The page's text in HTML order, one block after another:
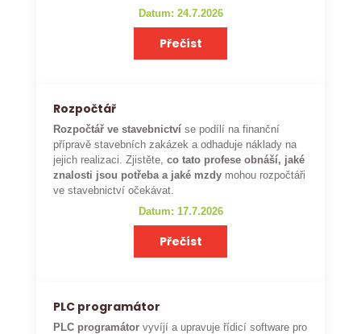
Datum: 24.7.2026
Přečíst
Rozpočtář
Rozpočtář ve stavebnictví se podílí na finanční
přípravě stavebních zakázek a odhaduje náklady na
jejich realizaci. Zjistěte,co tato profese obnáší, jaké
znalosti jsou potřeba a jaké mzdy mohou rozpočtáři
ve stavebnictví očekávat.
Datum: 17.7.2026
Přečíst
PLC programátor
PLC programátor vyvíjí a upravuje řídicí software pro